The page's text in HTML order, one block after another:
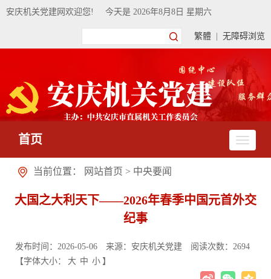
安庆机关党建网欢迎您! 今天是 2026年8月8日 星期六
繁體 无障碍浏览
首页
当前位置： 网站首页 > 中央要闻
大国之大利天下——2026年春季中国元首外交
纪事
发布时间：2026-05-06 来源：安庆机关党建 阅读次数： 2694
【字体大小：
大 中 小 】